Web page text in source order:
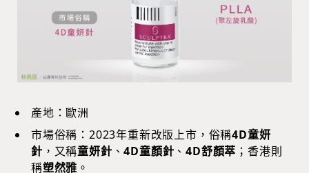
產地：歐洲
市場俗稱：2023年重新改版上市，俗稱4D童妍
針 ，又稱童妍針 、4D童顏針 、4D舒顏萃 ；香港則
稱塑然雅 。